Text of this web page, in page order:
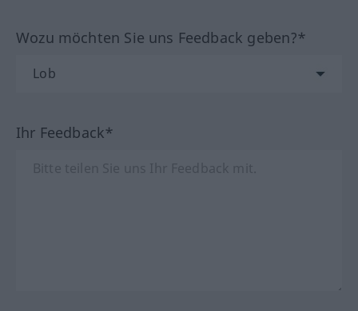
Wozu möchten Sie uns Feedback geben?*
Ihr Feedback*